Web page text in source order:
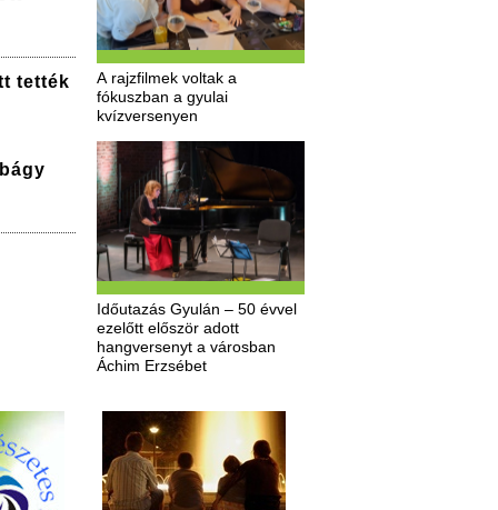
A rajzfilmek voltak a
fókuszban a gyulai
kvízversenyen
Időutazás Gyulán – 50 évvel
ezelőtt először adott
hangversenyt a városban
Áchim Erzsébet
tették